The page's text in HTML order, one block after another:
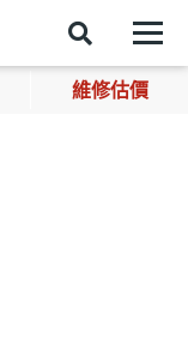
維修估價